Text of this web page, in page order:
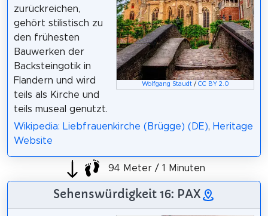
Wolfgang Staudt/ CC BY 2.0
zurückreichen,
gehört stilistisch zu
den frühesten
Bauwerken der
Backsteingotik in
Flandern und wird
teils als Kirche und
teils museal genutzt.
Wikipedia: Liebfrauenkirche (Brügge) (DE), Heritage
Website
94 Meter / 1 Minuten
Sehenswürdigkeit 16: PAX